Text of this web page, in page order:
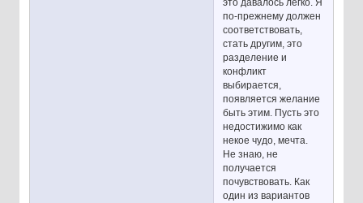
это давалось легко. Я
по-прежнему должен
соответствовать,
стать другим, это
разделение и
конфликт
выбирается,
появляется желание
быть этим. Пусть это
недостижимо как
некое чудо, мечта.
Не знаю, не
получается
почувствовать. Как
один из вариантов